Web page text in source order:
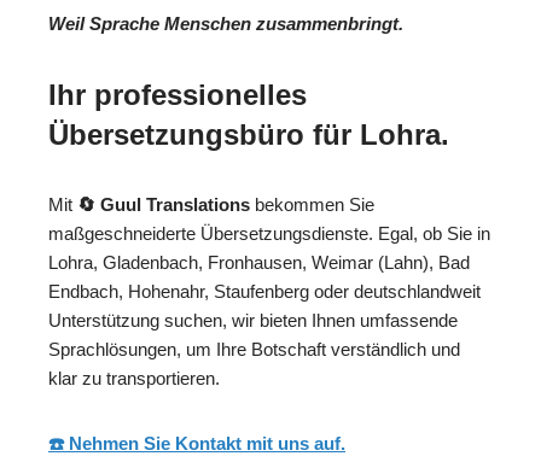
Weil Sprache Menschen zusammenbringt.
Ihr professionelles
Übersetzungsbüro für Lohra.
Mit 🔄 Guul Translations bekommen Sie
maßgeschneiderte Übersetzungsdienste. Egal, ob Sie in
Lohra, Gladenbach, Fronhausen, Weimar (Lahn), Bad
Endbach, Hohenahr, Staufenberg oder deutschlandweit
Unterstützung suchen, wir bieten Ihnen umfassende
Sprachlösungen, um Ihre Botschaft verständlich und
klar zu transportieren.
☎️ Nehmen Sie Kontakt mit uns auf.